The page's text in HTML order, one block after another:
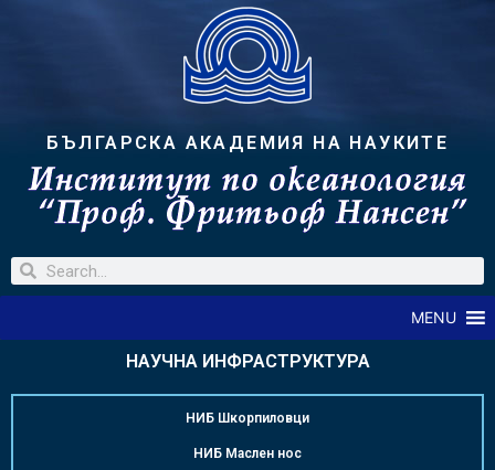
БЪЛГАРСКА АКАДЕМИЯ НА НАУКИТЕ
MENU
НАУЧНА ИНФРАСТРУКТУРА
НИБ Шкорпиловци
НИБ Маслен нос